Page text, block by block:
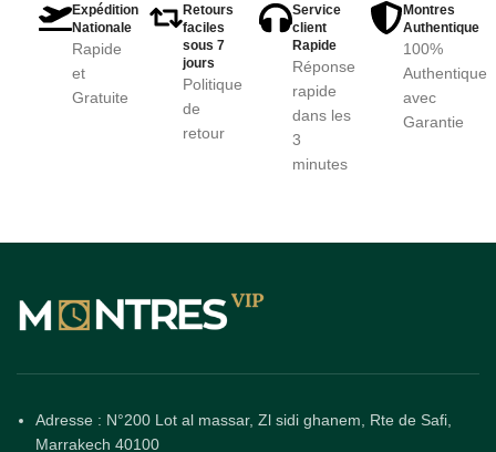
Expédition
Nationale
Rapide
et
Gratuite
Retours
faciles
sous 7
jours
Politique
de
retour
Service
client
Rapide
Réponse
rapide
dans les
3
minutes
Montres
Authentique
100%
Authentique
avec
Garantie
Adresse : N°200 Lot al massar, Zl sidi ghanem, Rte de Safi,
Marrakech 40100